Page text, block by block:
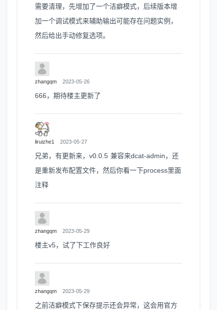
需要清理，先增加了一个洁癖模式，后续版本增
加一个调试模式来辅助输出可能存在问题实例，
然后给出手动修复选项。
zhangqm 2023-05-26
666，期待楼主更新了
liruizhe1 2023-05-27
兄弟，有更新来，v0.0.5 兼容来dcat-admin，还
是重新发布配置文件，然后你看一下process里面
注释
zhangqm 2023-05-29
楼主v5，试了下工作良好
zhangqm 2023-05-29
之前洁癖模式下保存提示还会异常，这会用官方